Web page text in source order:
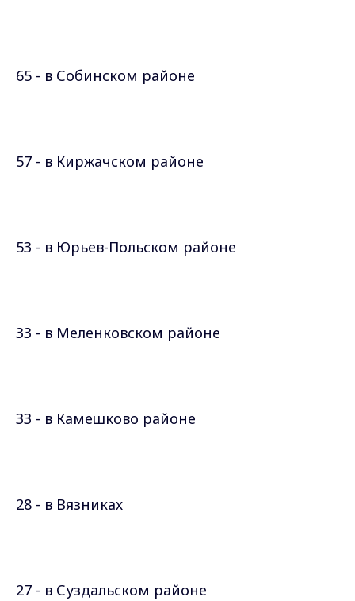
65 - в Собинском районе
57 - в Киржачском районе
53 - в Юрьев-Польском районе
33 - в Меленковском районе
33 - в Камешково районе
28 - в Вязниках
27 - в Суздальском районе